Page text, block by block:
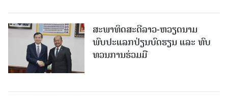
ສະພາທິດສະດີລາວ-ຫວຽດນາມ
ພົບປະແລກປ່ຽນບົດຮຽນ ແລະ ທົບ
ທວນການຮ່ວມມື